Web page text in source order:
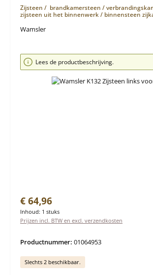
Zijsteen / brandkamersteen /
zijsteen uit het binnenwerk / binnensteen
Wamsler
Afbeeldingengalerij overslaan
Lees de productbeschrijving.
Normale prijs:
€ 64,96
Inhoud: 1 stuks
Prijzen incl. BTW en excl. verzendkosten
Productnummer: 01064953
Slechts 2 beschikbaar.